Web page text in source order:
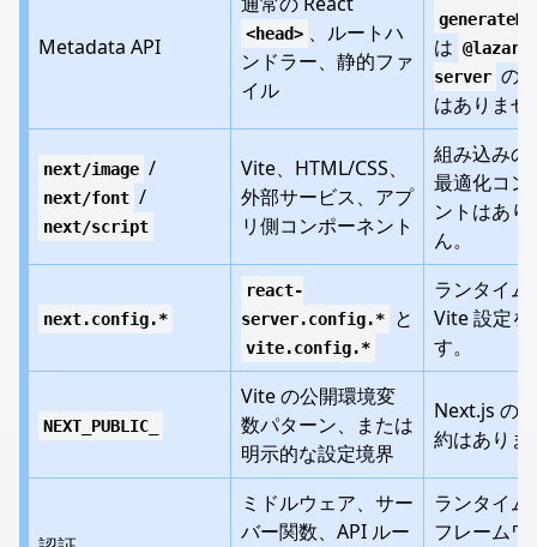
Metadata API <head> 、ルートハ
ンドラー、静的ファ
イル
は
server の
はありませ
next/image /
next/font /
next/script
Vite、HTML/CSS、
外部サービス、アプ
リ側コンポーネント
組み込みの
最適化コン
ントはあり
ん。
next.config.*
react-
server.config.*
と
vite.config.*
ランタイム
Vite 設定を
す。
NEXT_PUBLIC_
Vite の公開環境変
数パターン、または
明示的な設定境界
Next.js の
約はありま
ミドルウェア、サー
バー関数、API ルー
ランタイム
フレームワ